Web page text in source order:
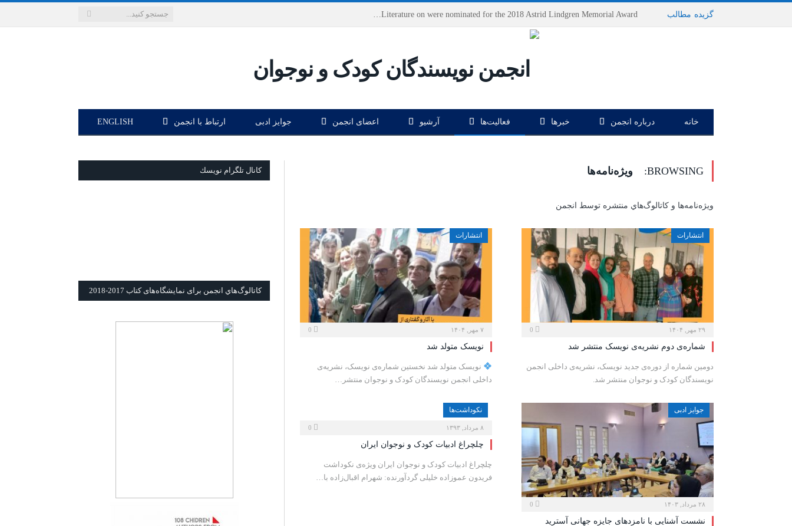
گزیده مطالب
خانه درباره انجمن خبرها فعالیت‌ها آرشیو اعضای انجمن جوایز ادبی ارتباط با انجمن ENGLISH
BROWSING: ويژه‌نامه‌ها
ويژه‌نامه‌ها و كاتالوگ‌هاي منتشره توسط انجمن
انتشارات
۲۹ مهر, ۱۴۰۴
شماره‌ی دوم نشریه‌ی نویسک منتشر شد
دومین شماره از دوره‌ی جدید نویسک، نشریه‌ی داخلی انجمن
نویسندگان کودک و نوجوان منتشر شد.
انتشارات
۷ مهر, ۱۴۰۴
نویسک متولد شد
نویسک متولد شد نخستین شماره‌ی نویسک، نشریه‌ی
داخلی انجمن نویسندگان کودک و نوجوان منتشر…
جوایز ادبی
۲۸ مرداد, ۱۴۰۳
نشست آشنایی با نامزدهای جایزه جهانی آسترید
نكوداشت‌ها
۸ مرداد, ۱۳۹۳
چلچراغ ادبیات کودک و نوجوان ایران
چلچراغ ادبیات کودک و نوجوان ایران ویژه‌ی نکوداشت
فریدون عموزاده خلیلی گردآورنده: شهرام اقبال‌زاده با…
كانال تلگرام نويسك
كاتالوگ‌هاي انجمن برای نمايشگاه‌های كتاب 2017-2018